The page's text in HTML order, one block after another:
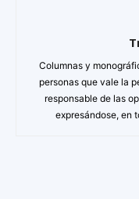
Columnas y
personas que vale la
responsable de las
expresándose, en